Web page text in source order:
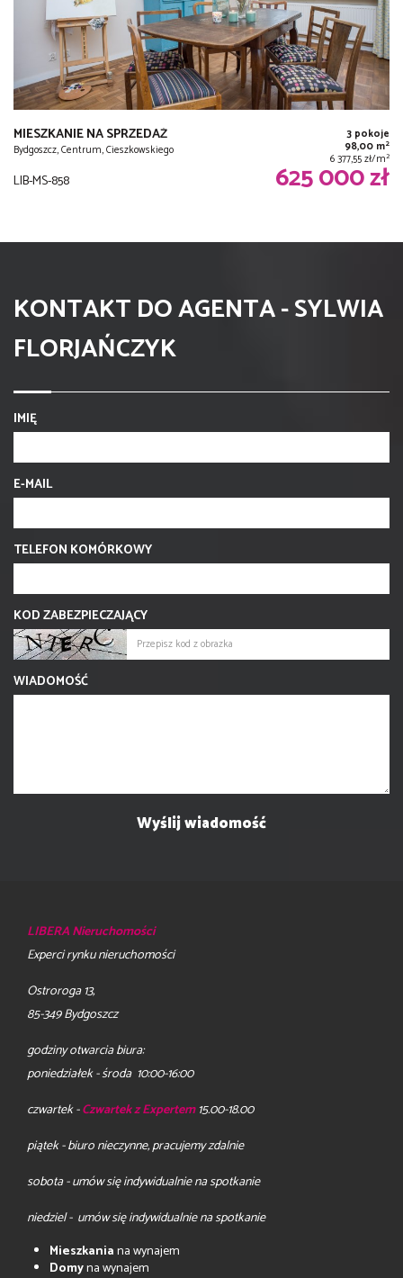
MIESZKANIE NA SPRZEDAŻ
Bydgoszcz, Centrum, Cieszkowskiego
3 pokoje
98,00 m2
6 377,55 zł/m2
LIB-MS-858 625 000 zł
KONTAKT DO AGENTA - SYLWIA
FLORJAŃCZYK
IMIĘ
E-MAIL
TELEFON KOMÓRKOWY
KOD ZABEZPIECZAJĄCY
WIADOMOŚĆ
LIBERA Nieruchomości
Experci rynku nieruchomości
Ostroroga 13,
85-349 Bydgoszcz
godziny otwarcia biura:
poniedziałek - środa 10:00-16:00
czwartek -Czwartek z Expertem15.00-18.00
piątek - biuro nieczynne, pracujemy zdalnie
sobota - umów się indywidualnie na spotkanie
niedziel - umów się indywidualnie na spotkanie
Mieszkaniana wynajem
Domyna wynajem